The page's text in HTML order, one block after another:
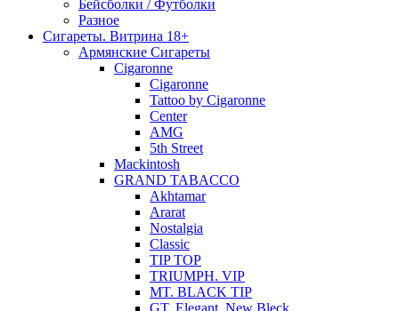
Бейсболки / Футболки
Разное
Сигареты. Витрина 18+
Армянские Сигареты
Cigaronne
Cigaronne
Tattoo by Cigaronne
Center
AMG
5th Street
Mackintosh
GRAND TABACCO
Akhtamar
Ararat
Nostalgia
Classic
TIP TOP
TRIUMPH. VIP
MT. BLACK TIP
GT. Elegant. New Bleck